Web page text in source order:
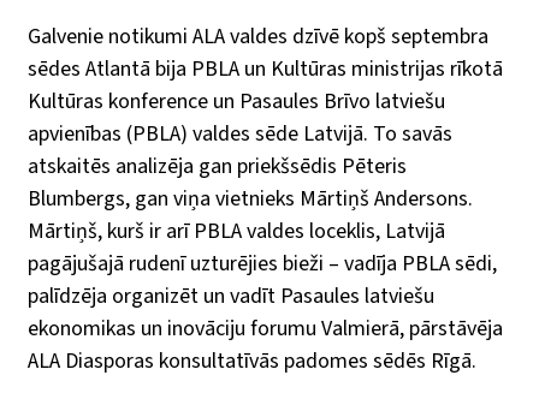
Galvenie notikumi ALA valdes dzīvē kopš septembra
sēdes Atlantā bija PBLA un Kultūras ministrijas rīkotā
Kultūras konference un Pasaules Brīvo latviešu
apvienības (PBLA) valdes sēde Latvijā. To savās
atskaitēs analizēja gan priekšsēdis Pēteris
Blumbergs, gan viņa vietnieks Mārtiņš Andersons.
Mārtiņš, kurš ir arī PBLA valdes loceklis, Latvijā
pagājušajā rudenī uzturējies bieži – vadīja PBLA sēdi,
palīdzēja organizēt un vadīt Pasaules latviešu
ekonomikas un inovāciju forumu Valmierā, pārstāvēja
ALA Diasporas konsultatīvās padomes sēdēs Rīgā.